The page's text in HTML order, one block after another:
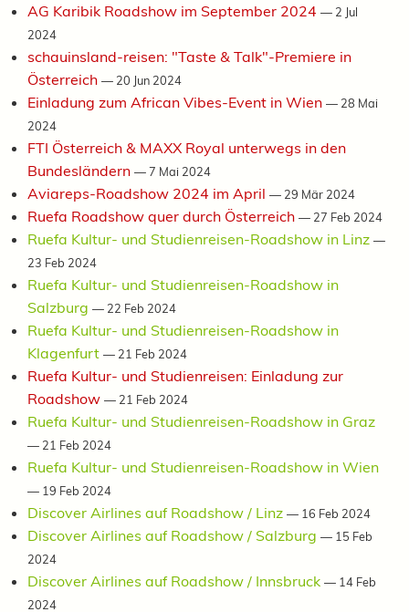
AG Karibik Roadshow im September 2024 — 2 Jul
2024
schauinsland-reisen: "Taste & Talk"-Premiere in
Österreich — 20 Jun 2024
Einladung zum African Vibes-Event in Wien — 28 Mai
2024
FTI Österreich & MAXX Royal unterwegs in den
Bundesländern —7 Mai 2024
Aviareps-Roadshow 2024 im April — 29 Mär 2024
Ruefa Roadshow quer durch Österreich — 27 Feb 2024
Ruefa Kultur- und Studienreisen-Roadshow in Linz —
23 Feb 2024
Ruefa Kultur- und Studienreisen-Roadshow in
Salzburg — 22 Feb 2024
Ruefa Kultur- und Studienreisen-Roadshow in
Klagenfurt — 21 Feb 2024
Ruefa Kultur- und Studienreisen: Einladung zur
Roadshow — 21 Feb 2024
Ruefa Kultur- und Studienreisen-Roadshow in Graz
— 21 Feb 2024
Ruefa Kultur- und Studienreisen-Roadshow in Wien
— 19 Feb 2024
Discover Airlines auf Roadshow / Linz — 16 Feb 2024
Discover Airlines auf Roadshow / Salzburg — 15 Feb
2024
Discover Airlines auf Roadshow / Innsbruck — 14 Feb
2024